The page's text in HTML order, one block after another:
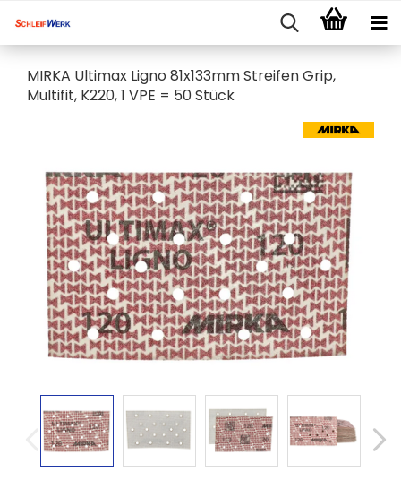
MIRKA Ultimax Ligno 81x133mm Streifen Grip,
Multifit, K220, 1 VPE = 50 Stück